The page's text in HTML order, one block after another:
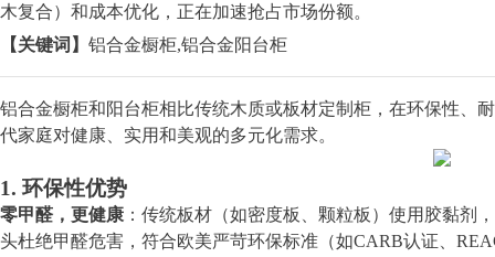
木复合）和成本优化，正在加速抢占市场份额。
【关键词】 铝合金橱柜,铝合金阳台柜
铝合金橱柜和阳台柜相比传统木质或板材定制柜，在环保性、
代家庭对健康、实用和美观的多元化需求。
1. 环保性优势
零甲醛，更健康 ：传统板材（如密度板、颗粒板）使用胶黏剂
头杜绝甲醛危害，符合欧美严苛环保标准（如CARB认证、